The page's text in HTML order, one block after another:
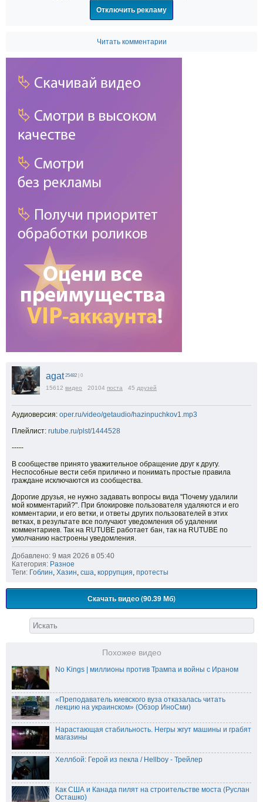
Отключить рекламу
Читать комментарии
agat 25482 | 0
15612 видео 20104 поста 45 друзей
Аудиоверсия: oper.ru/video/getaudio/hazinpuchkov1.mp3
Плейлист: rutube.ru/plst/1444528
-----
В сообществе принято уважительное обращение друг к другу.
Неспособные вести себя прилично и понимать простые правила
граждане исключаются из сообщества.
Дорогие друзья, не нужно задавать вопросы вида "Почему удалили
мой комментарий?". При блокировке пользователя удаляются и его
комментарии, и его ветки, и ответы других пользователей в этих
ветках, в результате все получают уведомления об удалении
комментариев. Так на RUTUBE работает бан, так на RUTUBE по
умолчанию настроены уведомления.
Добавлено: 9 мая 2026 в 05:40
Категория: Разное
Теги: Гоблин Хазин сша коррупция протесты
Скачать видео (90.39 Мб)
Похожее видео
No Kings | миллионы против Трампа и войны с Ираном
«Преподаватель киевского вуза отказалась читать
лекцию на украинском» (Обзор ИноСми)
Нарастающая стабильность. Негры жгут машины и грабят
магазины
Хеллбой: Герой из пекла / Hellboy - Трейлер
Как США и Канада пилят на строительстве моста (Руслан
Осташко)